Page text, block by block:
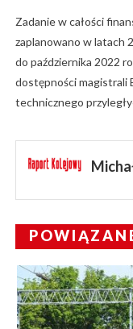
Zadanie w całości
zaplanowano w latach
do października 2022
dostępności magistrali
technicznego